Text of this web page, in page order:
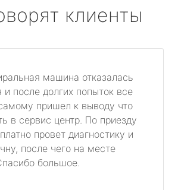
клиенты
машина отказалась
и после долгих попыток все
пришел к выводу что
в сервис центр. По приезду
провет диагностику и
после чего на месте
большое.